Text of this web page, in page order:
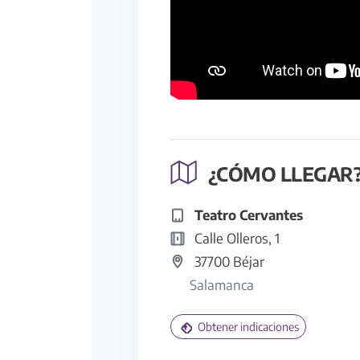
¿CÓMO
Teatro Cervantes
Calle Olleros, 1
37700 Béjar
Salamanca
Obtener indicaciones